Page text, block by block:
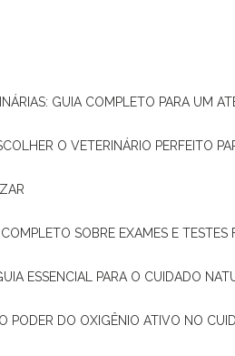
GUIA COMPLETO PARA UM
O VETERINÁRIO PERFEITO
COMPLETO SOBRE EXAMES E TESTES
ESSENCIAL PARA O CUIDADO
O PODER DO OXIGÊNIO ATIVO NO